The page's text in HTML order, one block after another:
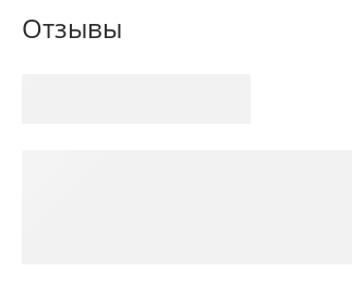
Отзывы